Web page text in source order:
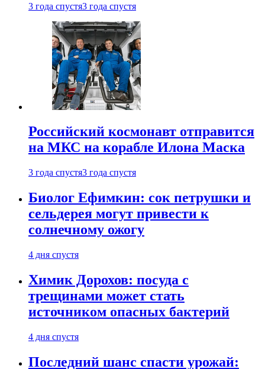
3 года спустя3 года спустя
Российский космонавт отправится
на МКС на корабле Илона Маска
3 года спустя3 года спустя
Биолог Ефимкин: сок петрушки и
сельдерея могут привести к
солнечному ожогу
4 дня спустя
Химик Дорохов: посуда с
трещинами может стать
источником опасных бактерий
4 дня спустя
Последний шанс спасти урожай: